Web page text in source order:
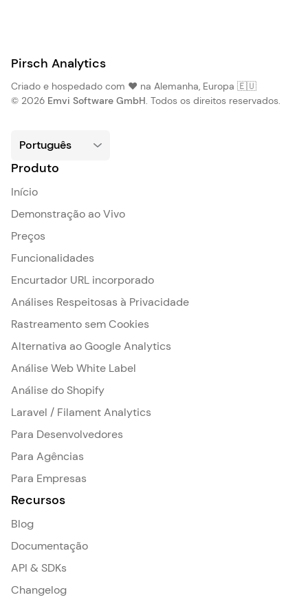
Pirsch Analytics
Criado e hospedado com ❤️ na Alemanha, Europa 🇪🇺
© 2026 Emvi Software GmbH. Todos os direitos reservados.
Produto
Início
Demonstração ao Vivo
Preços
Funcionalidades
Encurtador URL incorporado
Análises Respeitosas à Privacidade
Rastreamento sem Cookies
Alternativa ao Google Analytics
Análise Web White Label
Análise do Shopify
Laravel / Filament Analytics
Para Desenvolvedores
Para Agências
Para Empresas
Recursos
Blog
Documentação
API & SDKs
Changelog